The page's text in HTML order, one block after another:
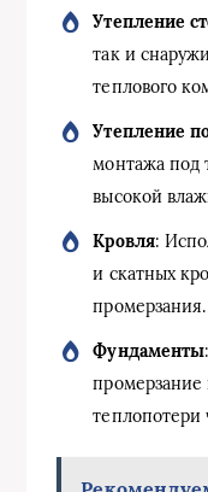
Утепление
так и
теплового
Утепление
монтажа под
высокой
Кровля:
и скатных
промерзания.
Фундаменты
промерзание
теплопотери